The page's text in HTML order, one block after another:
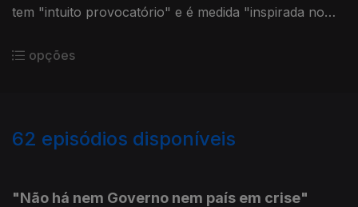
tem "intuito provocatório" e é medida "inspirada no
opções
62 episódios disponíveis
"Não há nem Governo nem país em crise"